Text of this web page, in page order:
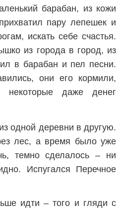
барабан, из кожи
пару лепешек и
искать себе счастья.
из города в город, из
в барабан и пел песни.
они его кормили,
некоторые даже денег
одной деревни в другую.
лес, а время было уже
темно сделалось – ни
Испугался Перечное
идти – того и гляди с